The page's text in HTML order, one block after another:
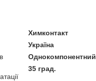
Химконтакт
Україна
Однокомпонентний
35 град.